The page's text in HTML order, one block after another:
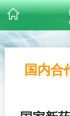
国内合